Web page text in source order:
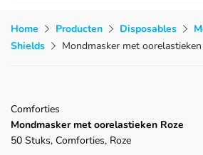
Home Producten Disposables
Shields
Mondmasker met oorelastieken
Comforties
Mondmasker met oorelastieken Roze
50 Stuks, Comforties, Roze